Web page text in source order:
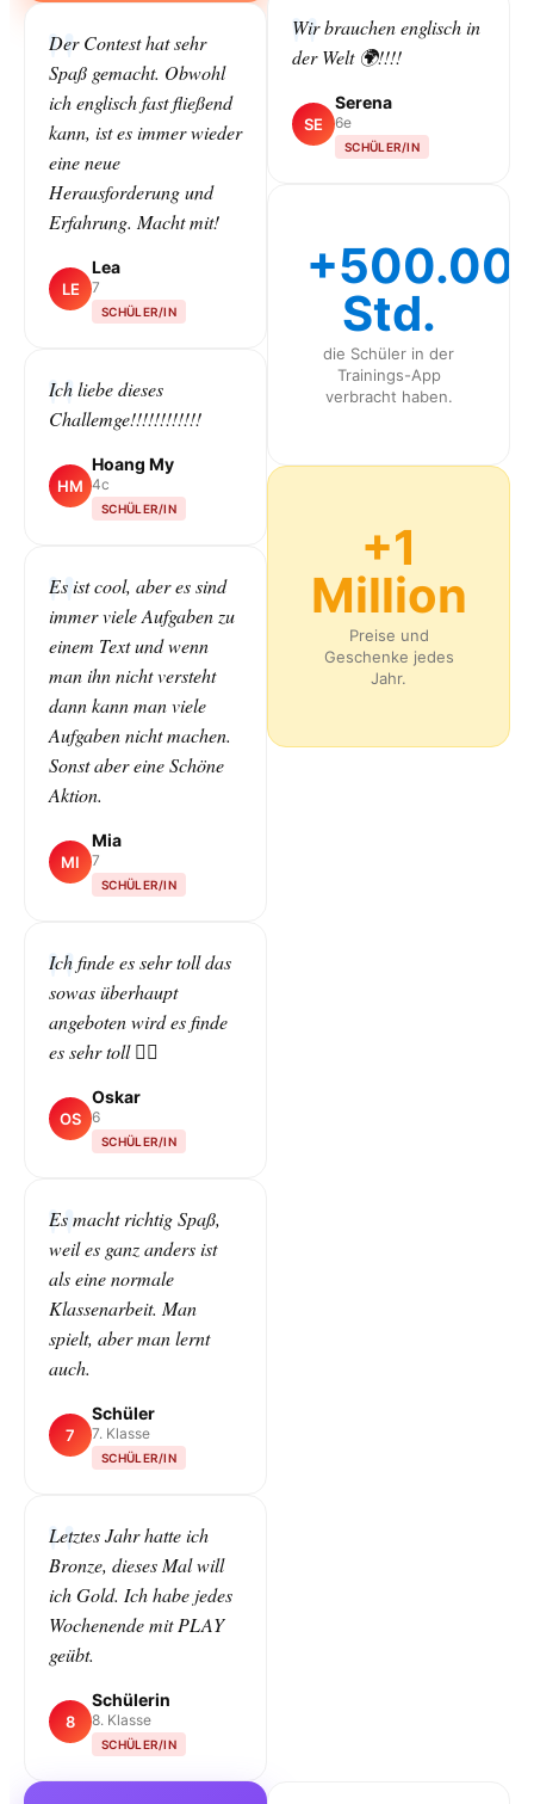
Der Contest hat sehr
Spaß gemacht. Obwohl
ich englisch fast fließend
kann, ist es immer wieder
eine neue
Herausforderung und
Erfahrung. Macht mit!
LE
Lea
7
SCHÜLER/IN
Ich liebe dieses
Challemge!!!!!!!!!!!!
HM
Hoang My
4c
SCHÜLER/IN
Es ist cool, aber es sind
immer viele Aufgaben zu
einem Text und wenn
man ihn nicht versteht
dann kann man viele
Aufgaben nicht machen.
Sonst aber eine Schöne
Aktion.
MI
Mia
7
SCHÜLER/IN
Ich finde es sehr toll das
sowas überhaupt
angeboten wird es finde
es sehr toll 👌🏻
OS
Oskar
6
SCHÜLER/IN
Es macht richtig Spaß,
weil es ganz anders ist
als eine normale
Klassenarbeit. Man
spielt, aber man lernt
auch.
7
Schüler
7. Klasse
SCHÜLER/IN
Letztes Jahr hatte ich
Bronze, dieses Mal will
ich Gold. Ich habe jedes
Wochenende mit PLAY
geübt.
8
Schülerin
8. Klasse
SCHÜLER/IN
Wir brauchen englisch in
der Welt 🌍!!!!
SE
Serena
6e
SCHÜLER/IN
Std.
die Schüler in der
Trainings-App
verbracht haben.
+1
Million
Preise und
Geschenke jedes
Jahr.